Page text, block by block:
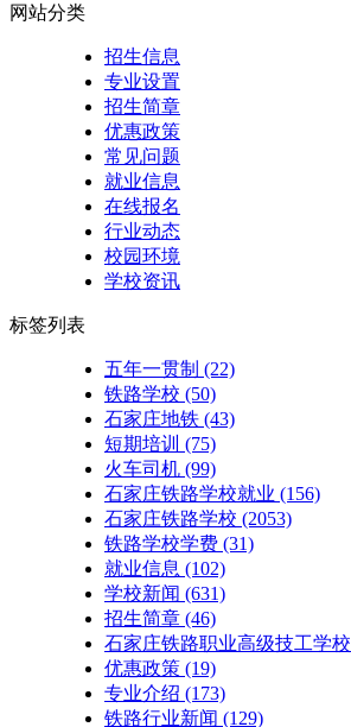
网站分类
招生信息
专业设置
招生简章
优惠政策
常见问题
就业信息
在线报名
行业动态
校园环境
学校资讯
标签列表
五年一贯制 (22)
铁路学校 (50)
石家庄地铁 (43)
短期培训 (75)
火车司机 (99)
石家庄铁路学校就业 (156)
石家庄铁路学校 (2053)
铁路学校学费 (31)
就业信息 (102)
学校新闻 (631)
招生简章 (46)
石家庄铁路职业高级技工学校
优惠政策 (19)
专业介绍 (173)
铁路行业新闻 (129)